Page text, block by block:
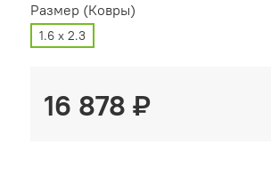
Размер (Ковры)
1.6 х 2.3
16 878 ₽